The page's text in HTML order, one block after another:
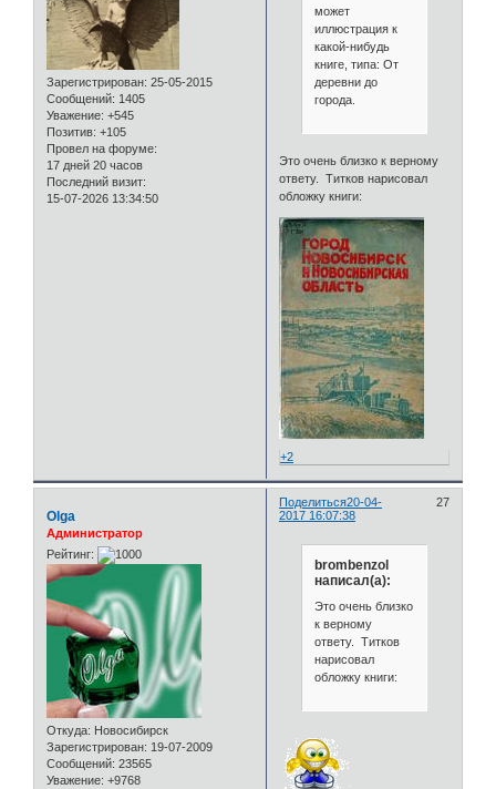
Зарегистрирован: 25-05-2015
Сообщений: 1405
Уважение: +545
Позитив: +105
Провел на форуме:
17 дней 20 часов
Последний визит:
15-07-2026 13:34:50
может
иллюстрация к
какой-нибудь
книге, типа: От
деревни до
города.
Это очень близко к верному
ответу. Титков нарисовал
обложку книги:
+2
Поделиться 27
20-04-
2017 16:07:38
Olga
Администратор
Рейтинг:
Откуда: Новосибирск
Зарегистрирован: 19-07-2009
Сообщений: 23565
Уважение: +9768
brombenzol
написал(а):
Это очень близко
к верному
ответу. Титков
нарисовал
обложку книги: